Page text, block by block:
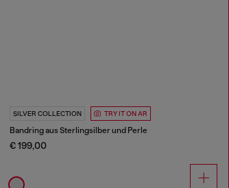
SILVER COLLECTION TRY IT ON AR
Bandring aus Sterlingsilber und Perle
€ 199,00